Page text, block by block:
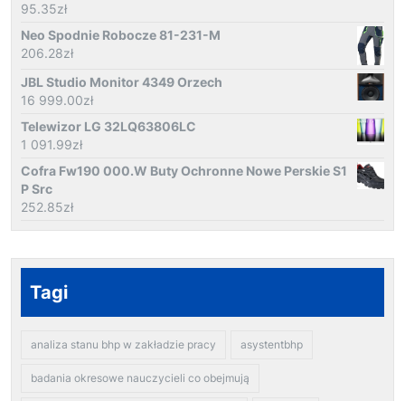
95.35zł
Neo Spodnie Robocze 81-231-M
206.28zł
JBL Studio Monitor 4349 Orzech
16 999.00zł
Telewizor LG 32LQ63806LC
1 091.99zł
Cofra Fw190 000.W Buty Ochronne Nowe Perskie S1
P Src
252.85zł
Tagi
analiza stanu bhp w zakładzie pracy asystentbhp
badania okresowe nauczycieli co obejmują